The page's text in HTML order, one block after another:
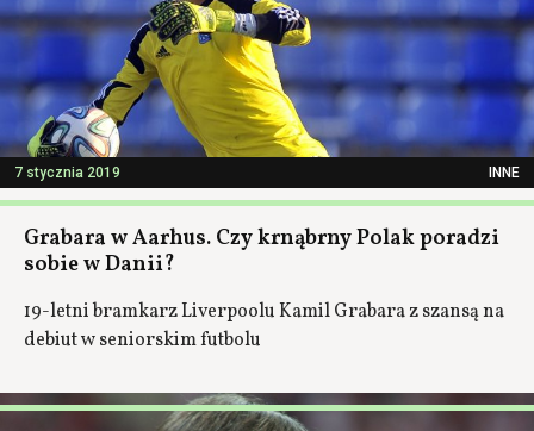
7 stycznia 2019 INNE
Grabara w Aarhus. Czy krnąbrny Polak poradzi
sobie w Danii?
19-letni bramkarz Liverpoolu Kamil Grabara z szansą na
debiut w seniorskim futbolu